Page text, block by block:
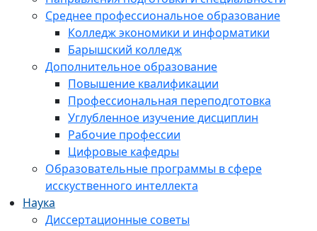
Среднее профессиональное образование
Колледж экономики и информатики
Барышский колледж
Дополнительное образование
Повышение квалификации
Профессиональная переподготовка
Углубленное изучение дисциплин
Рабочие профессии
Цифровые кафедры
Образовательные программы в сфере
исскуственного интеллекта
Наука
Диссертационные советы